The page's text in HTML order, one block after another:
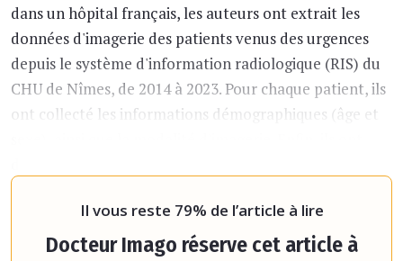
dans un hôpital français, les auteurs ont extrait les
données d'imagerie des patients venus des urgences
depuis le système d'information radiologique (RIS) du
CHU de Nîmes, de 2014 à 2023. Pour chaque patient, ils
ont collecté les informations démographiques (âge et
Il vous reste 79% de l’article à lire
Docteur Imago réserve cet article à